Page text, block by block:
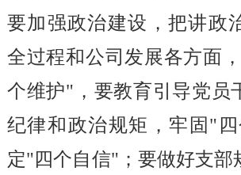
要加强政治建设，把讲政
全过程和公司发展各方面
个维护"，要教育引导党员
纪律和政治规矩，牢固"
定"四个自信"；要做好支部